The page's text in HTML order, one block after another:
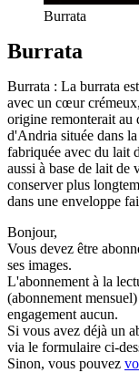
Burrata
Burrata
Burrata : La burrata
avec un cœur
origine remonterait
d'Andria située dans
fabriquée avec du lait
aussi à base de lait
conserver plus
dans une enveloppe
Bonjour,
Vous devez être
ses images.
L'abonnement à la
(abonnement
engagement aucun.
Si vous avez déjà un
via le formulaire ci-
Sinon, vous pouvez